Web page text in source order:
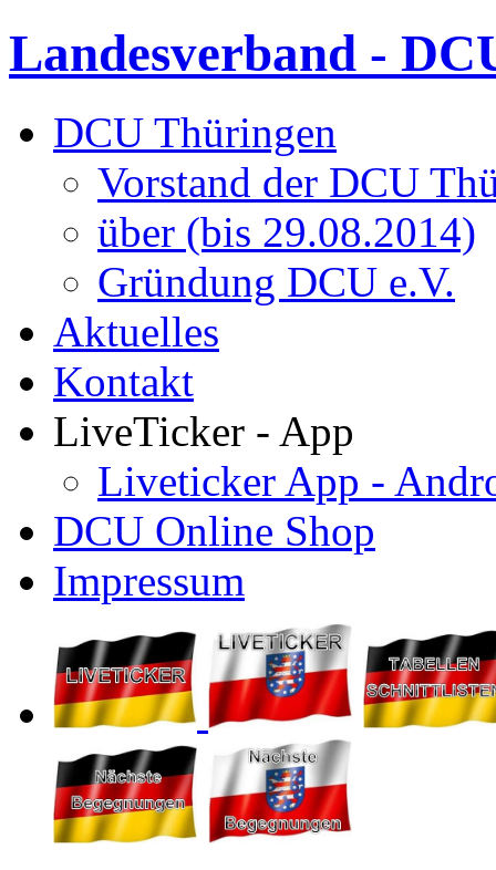
Landesverband -
DCU Thüringen
Vorstand der DCU
über (bis 29.08.2014)
Gründung DCU e.V.
Aktuelles
Kontakt
LiveTicker - App
Liveticker App -
DCU Online Shop
Impressum